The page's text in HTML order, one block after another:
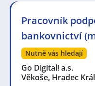
brigády
a profesí, o které mají
je pro ně velmi
nejkratším možném
dělník / dělnice,dělník /
profesiprodavač /
požadované obory
výroba,Ubytování a
Pracovník
bankovnictví
Nutně vás hledají
Go Digital! a.s.
Věkoše, Hradec